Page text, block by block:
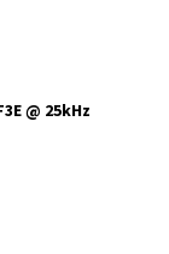
@ 25kHz